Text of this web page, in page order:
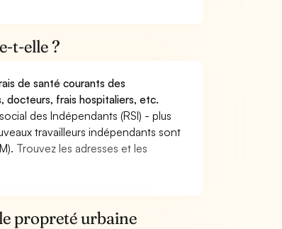
t-elle ?
de santé courants des
docteurs, frais hospitaliers, etc.
des Indépendants (RSI) - plus
travailleurs indépendants sont
Trouvez les adresses et les
propreté urbaine